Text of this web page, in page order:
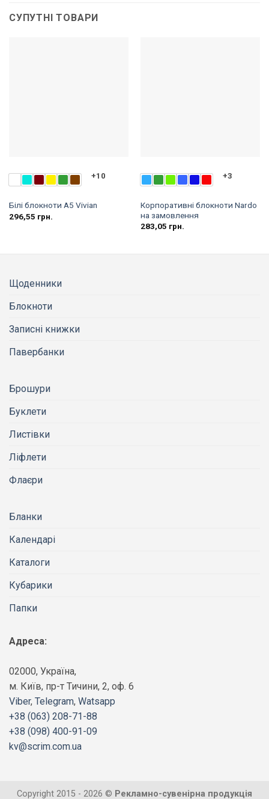
СУПУТНІ ТОВАРИ
+10
Білі блокноти A5 Vivian
296,55 грн.
+3
Корпоративні блокноти Nardo
на замовлення
283,05 грн.
Щоденники
Блокноти
Записні книжки
Павербанки
Брошури
Буклети
Листівки
Ліфлети
Флаєри
Бланки
Календарі
Каталоги
Кубарики
Папки
Адреса:
02000, Україна,
м. Київ, пр-т Тичини, 2, оф. 6
Viber, Telegram, Watsapp
+38 (063) 208-71-88
+38 (098) 400-91-09
kv@scrim.com.ua
Copyright 2015 - 2026 © Рекламно-сувенірна продукція